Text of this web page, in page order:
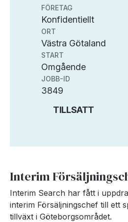
FÖRETAG
Konfidentiellt
ORT
Västra Götaland
START
Omgående
JOBB-ID
3849
TILLSATT
Interim
Interim Search har fått i
interim Försäljningschef till ett
tillväxt i Göteborgsområdet.